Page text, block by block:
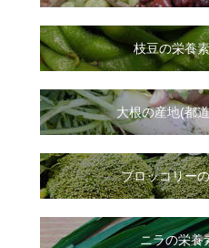
枝豆の栄養
大根の産地(都
ブロッコリー
ニラの栄養